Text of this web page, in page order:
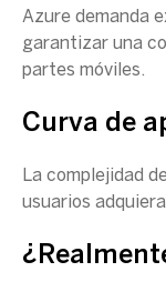
Azure demanda
garantizar una
partes móviles.
Curva de
La complejidad
usuarios